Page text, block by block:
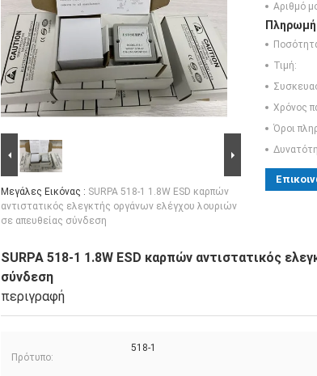
Μεγάλες Εικόνας : SURPA 518-1 1.8W ESD καρπών
αντιστατικός ελεγκτής οργάνων ελέγχου λουριών
σε απευθείας σύνδεση
Αριθμό
Τιμή:
Χρόνος
Όροι
SURPA 518-1 1.8W ESD καρπών αντιστατικός
σύνδεση
περιγραφή
Πρότυπο:
518-1